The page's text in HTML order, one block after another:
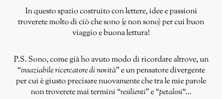
In questo spazio costruito con lettere, idee e passioni
troverete molto di ciò che sono (e non sono) per cui buon
viaggio e buona lettura!
P.S. Sono, come già ho avuto modo di ricordare altrove, un
“insaziabile ricercatore di novità” e un pensatore divergente
per cui è giusto precisare nuovamente che tra le mie parole
non troverete mai termini “resilienti” e “petalosi“…